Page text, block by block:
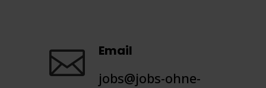
 Email
jobs@jobs-ohne-